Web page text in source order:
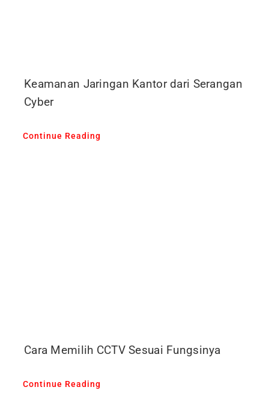
Keamanan Jaringan Kantor dari Serangan
Cyber
Continue Reading
Cara Memilih CCTV Sesuai Fungsinya
Continue Reading